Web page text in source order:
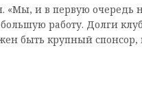
«Мы, и в первую
работу. Долги
быть крупный